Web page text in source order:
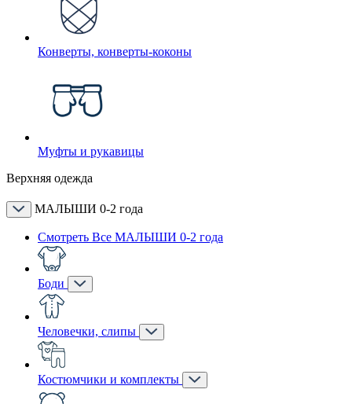
Конверты, конверты-коконы
Муфты и рукавицы
Верхняя одежда
МАЛЫШИ 0-2 года
Смотреть Все МАЛЫШИ 0-2 года
Боди
Человечки, слипы
Костюмчики и комплекты